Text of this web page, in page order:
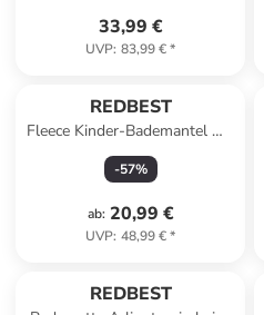
33,99 €
UVP: 83,99 €*
REDBEST
Fleece Kinder-Bademantel mit
Kapuze Perris in petrol
-57%
ab: 20,99 €
UVP: 48,99 €*
REDBEST